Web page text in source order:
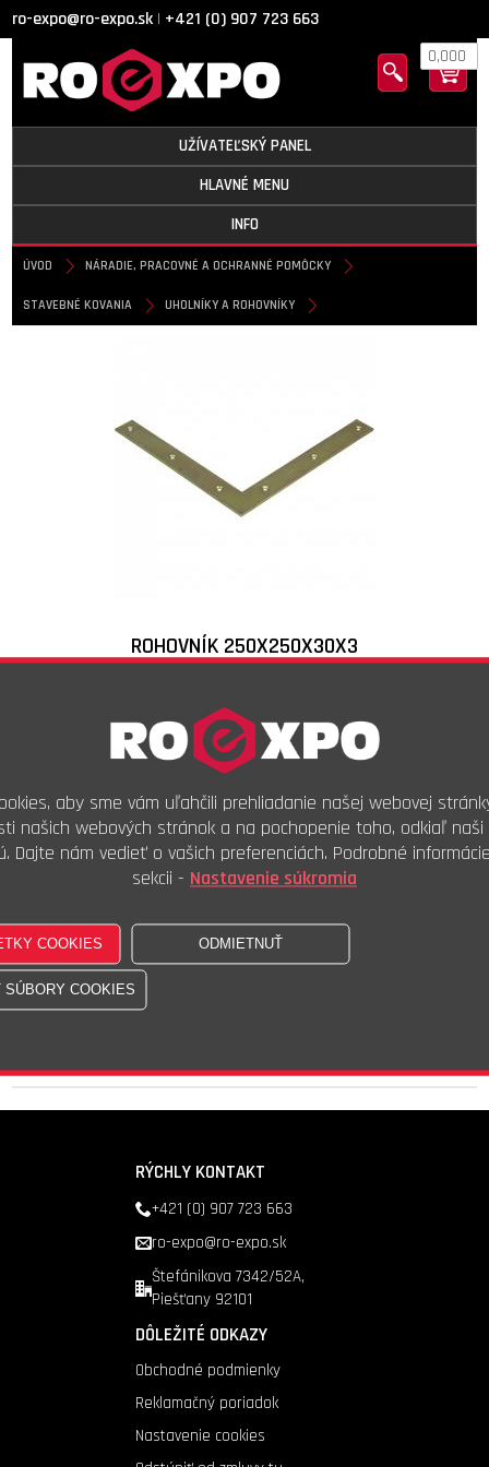
ro-expo@ro-expo.sk | +421 (0) 907 723 663
0,000
UŽÍVATEĽSKÝ PANEL
HLAVNÉ MENU
INFO
ÚVOD NÁRADIE, PRACOVNÉ A OCHRANNÉ POMÔCKY
STAVEBNÉ KOVANIA UHOLNÍKY A ROHOVNÍKY
ROHOVNÍK 250X250X30X3
Skladové číslo:
Objednávkový kód:
2,31€s DPH
1,92
bez DPH
Ks
Kúpiť
aby sme vám uľahčili prehliadanie našej webovej
našich webových stránok a na pochopenie toho, odkiaľ naši
Dajte nám vedieť o vašich preferenciách. Podrobné
sekcii - Nastavenie súkromia
RÝCHLY KONTAKT
+421 (0) 907 723 663
ro-expo@ro-expo.sk
Štefánikova 7342/52A,
Piešťany 92101
DÔLEŽITÉ ODKAZY
Obchodné podmienky
Reklamačný poriadok
Nastavenie cookies